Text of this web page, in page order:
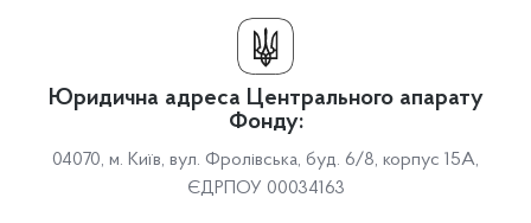
Юридична адреса Центрального апарату
Фонду:
04070, м. Київ, вул. Фролівська, буд. 6/8, корпус 15А,
ЄДРПОУ 00034163